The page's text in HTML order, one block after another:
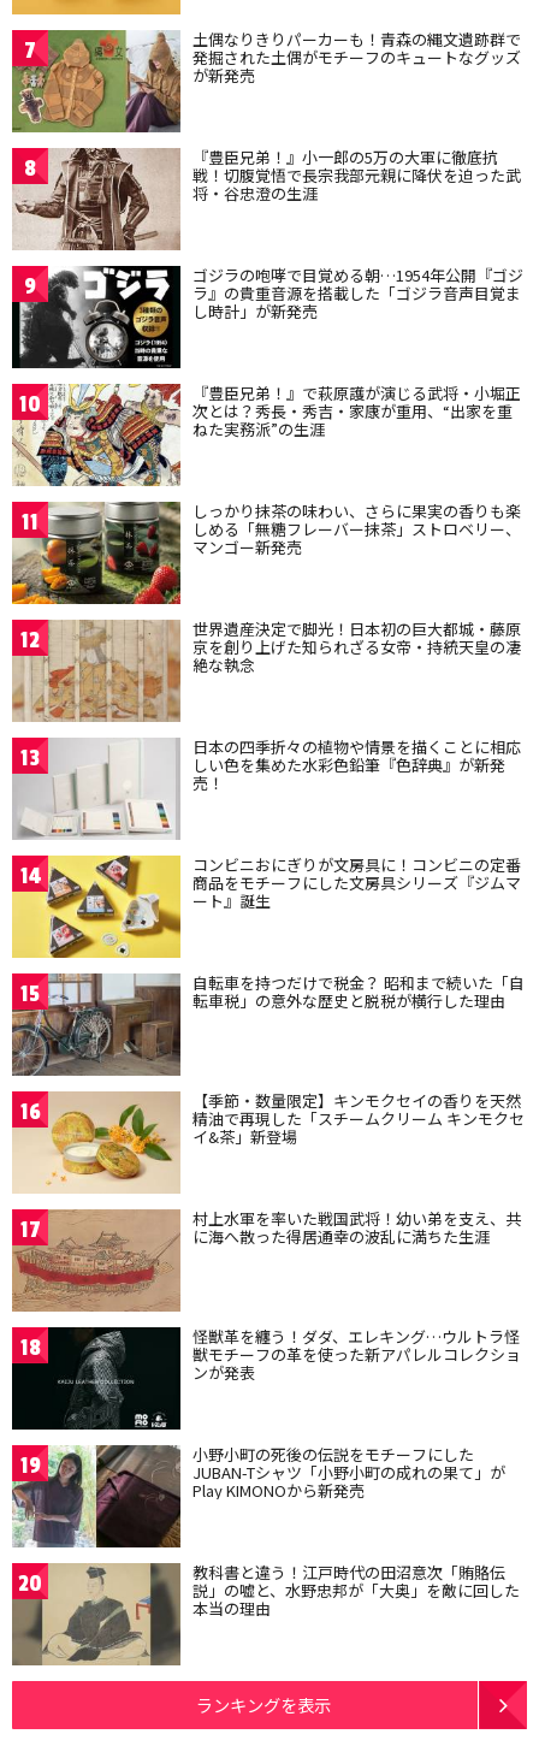
7 土偶なりきりパーカーも！青森の縄文遺跡群で
発掘された土偶がモチーフのキュートなグッズ
が新発売
8 『豊臣兄弟！』小一郎の5万の大軍に徹底抗
戦！切腹覚悟で長宗我部元親に降伏を迫った武
将・谷忠澄の生涯
9 ゴジラの咆哮で目覚める朝…1954年公開『ゴジ
ラ』の貴重音源を搭載した「ゴジラ音声目覚ま
し時計」が新発売
10 『豊臣兄弟！』で萩原護が演じる武将・小堀正
次とは？秀長・秀吉・家康が重用、“出家を重
ねた実務派”の生涯
11 しっかり抹茶の味わい、さらに果実の香りも楽
しめる「無糖フレーバー抹茶」ストロベリー、
マンゴー新発売
12 世界遺産決定で脚光！日本初の巨大都城・藤原
京を創り上げた知られざる女帝・持統天皇の凄
絶な執念
13 日本の四季折々の植物や情景を描くことに相応
しい色を集めた水彩色鉛筆『色辞典』が新発
売！
14 コンビニおにぎりが文房具に！コンビニの定番
商品をモチーフにした文房具シリーズ『ジムマ
ート』誕生
15 自転車を持つだけで税金？ 昭和まで続いた「自
転車税」の意外な歴史と脱税が横行した理由
16 【季節・数量限定】キンモクセイの香りを天然
精油で再現した「スチームクリーム キンモクセ
イ&茶」新登場
17 村上水軍を率いた戦国武将！幼い弟を支え、共
に海へ散った得居通幸の波乱に満ちた生涯
18 怪獣革を纏う！ダダ、エレキング…ウルトラ怪
獣モチーフの革を使った新アパレルコレクショ
ンが発表
19 小野小町の死後の伝説をモチーフにした
JUBAN-Tシャツ「小野小町の成れの果て」が
Play KIMONOから新発売
20 教科書と違う！江戸時代の田沼意次「賄賂伝
説」の嘘と、水野忠邦が「大奥」を敵に回した
本当の理由
ランキングを表示